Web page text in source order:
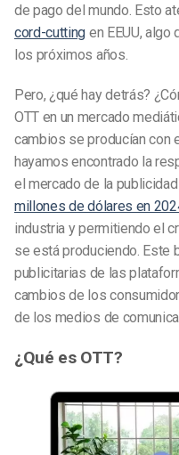
de pago del mundo. Esto
cord-cutting en EEUU,
los próximos años.
Pero, ¿qué hay detrás?
OTT en un mercado
cambios se producían con
hayamos encontrado la
el mercado de la
millones de dólares en
industria y permitiendo el
se está produciendo. Este
publicitarias de las
cambios de los
de los medios de
¿Qué es OTT?